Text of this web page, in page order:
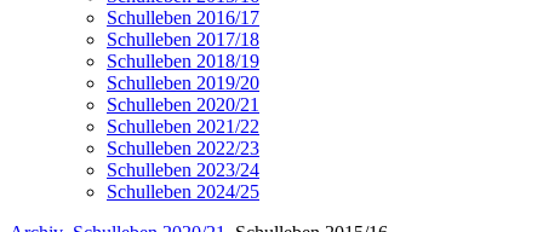
Schulleben 2016/17
Schulleben 2017/18
Schulleben 2018/19
Schulleben 2019/20
Schulleben 2020/21
Schulleben 2021/22
Schulleben 2022/23
Schulleben 2023/24
Schulleben 2024/25